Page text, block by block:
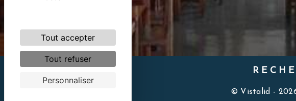
Tout accepter
Tout refuser
Personnaliser
© Vistalid -